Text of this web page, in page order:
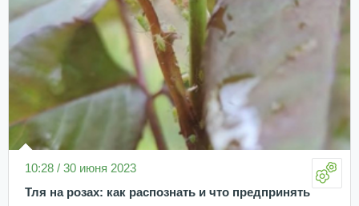
10:28 / 30 июня 2023
Тля на розах: как распознать и что предпринять